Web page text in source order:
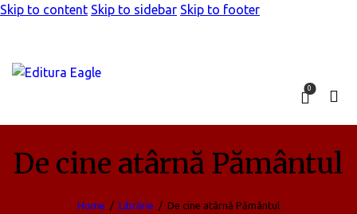
Skip to content Skip to sidebar Skip to footer
0
De cine atârnă Pământul
Home Librărie De cine atârnă Pământul